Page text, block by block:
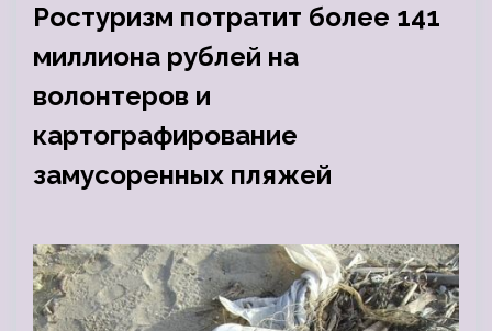
Ростуризм потратит более 141
миллиона рублей на
волонтеров и
картографирование
замусоренных пляжей